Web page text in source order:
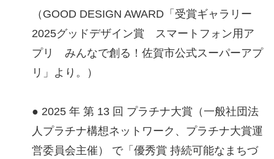
（GOOD DESIGN AWARD「受賞ギャラリー
2025グッドデザイン賞 スマートフォン用ア
プリ みんなで創る！佐賀市公式スーパーアプ
リ」より。）
● 2025 年 第 13 回 プラチナ大賞（一般社団法
人プラチナ構想ネットワーク、プラチナ大賞運
営委員会主催） で「優秀賞 持続可能なまちづ